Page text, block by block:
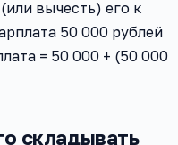
вычесть) его к
50 000 рублей
= 50 000 + (50 000
складывать